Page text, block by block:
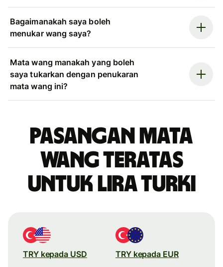
Bagaimanakah saya boleh
menukar wang saya?
Mata wang manakah yang boleh
saya tukarkan dengan penukaran
mata wang ini?
Pasangan mata
wang teratas
untuk lira Turki
TRY kepada USD TRY kepada EUR